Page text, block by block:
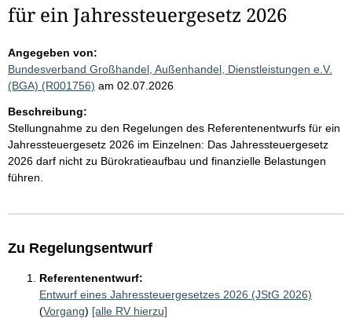
für ein Jahressteuergesetz 2026
Angegeben von:
Bundesverband Großhandel, Außenhandel, Dienstleistungen e.V.
(BGA) (R001756) am 02.07.2026
Beschreibung:
Stellungnahme zu den Regelungen des Referentenentwurfs für ein
Jahressteuergesetz 2026 im Einzelnen: Das Jahressteuergesetz
2026 darf nicht zu Bürokratieaufbau und finanzielle Belastungen
führen.
Zu Regelungsentwurf
Referentenentwurf:
Entwurf eines Jahressteuergesetzes 2026 (JStG 2026)
(Vorgang) [alle RV hierzu]